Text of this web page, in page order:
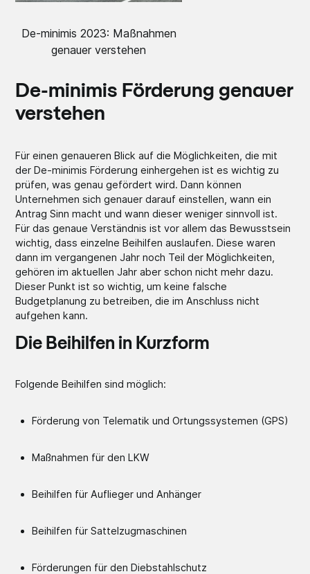
De-minimis 2023: Maßnahmen
genauer verstehen
De-minimis Förderung genauer
verstehen
Für einen genaueren Blick auf die Möglichkeiten, die mit
der De-minimis Förderung einhergehen ist es wichtig zu
prüfen, was genau gefördert wird. Dann können
Unternehmen sich genauer darauf einstellen, wann ein
Antrag Sinn macht und wann dieser weniger sinnvoll ist.
Für das genaue Verständnis ist vor allem das Bewusstsein
wichtig, dass einzelne Beihilfen auslaufen. Diese waren
dann im vergangenen Jahr noch Teil der Möglichkeiten,
gehören im aktuellen Jahr aber schon nicht mehr dazu.
Dieser Punkt ist so wichtig, um keine falsche
Budgetplanung zu betreiben, die im Anschluss nicht
aufgehen kann.
Die Beihilfen in Kurzform
Folgende Beihilfen sind möglich:
Förderung von Telematik und Ortungssystemen (GPS)
Maßnahmen für den LKW
Beihilfen für Auflieger und Anhänger
Beihilfen für Sattelzugmaschinen
Förderungen für den Diebstahlschutz